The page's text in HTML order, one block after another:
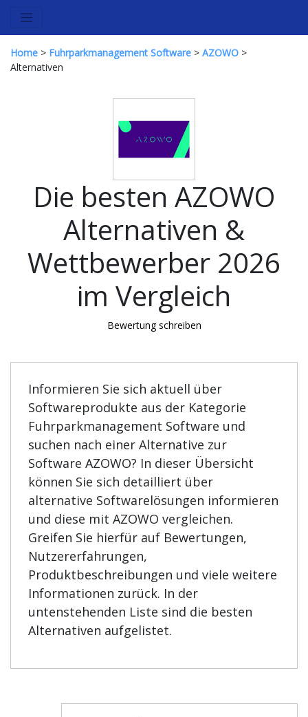
Home > Fuhrparkmanagement Software > AZOWO >
Alternativen
Die besten AZOWO
Alternativen &
Wettbewerber 2026
im Vergleich
Bewertung schreiben
Informieren Sie sich aktuell über
Softwareprodukte aus der Kategorie
Fuhrparkmanagement Software und
suchen nach einer Alternative zur
Software AZOWO? In dieser Übersicht
können Sie sich detailliert über
alternative Softwarelösungen informieren
und diese mit AZOWO vergleichen.
Greifen Sie hierfür auf Bewertungen,
Nutzererfahrungen,
Produktbeschreibungen und viele weitere
Informationen zurück. In der
untenstehenden Liste sind die besten
Alternativen aufgelistet.